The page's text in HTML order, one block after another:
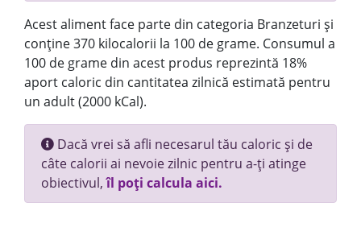
Acest aliment face parte din categoria Branzeturi și
conține 370 kilocalorii la 100 de grame. Consumul a
100 de grame din acest produs reprezintă 18%
aport caloric din cantitatea zilnică estimată pentru
un adult (2000 kCal).
Dacă vrei să afli necesarul tău caloric și de
câte calorii ai nevoie zilnic pentru a-ți atinge
obiectivul,îl poți calcula aici.